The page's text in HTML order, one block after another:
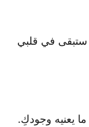
ستبقى في قلبي
يعنيه وجودكِ.